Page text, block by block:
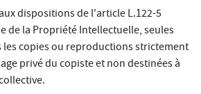
dispositions de l'article L.122-5
de la Propriété Intellectuelle, seules
copies ou reproductions strictement
privé du copiste et non destinées à